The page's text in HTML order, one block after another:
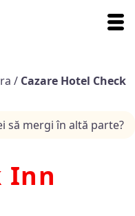
/ Cazare Hotel Check
să mergi în altă parte?
Inn